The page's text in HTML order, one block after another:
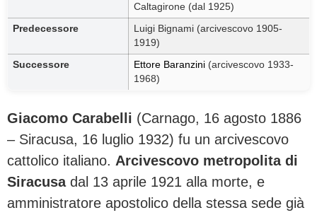
Caltagirone (dal 1925)
Predecessore
Luigi Bignami (arcivescovo 1905-
1919)
Successore Ettore Baranzini (arcivescovo 1933-
1968)
Giacomo Carabelli (Carnago, 16 agosto 1886
– Siracusa, 16 luglio 1932) fu un arcivescovo
cattolico italiano. Arcivescovo metropolita di
Siracusadal 13 aprile 1921 alla morte, e
amministratore apostolico della stessa sede già